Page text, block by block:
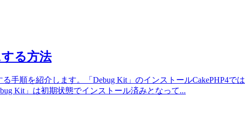
る方法
手順を紹介します。「Debug Kit」のインストールCakePHP4では
Kit」は初期状態でインストール済みとなって...